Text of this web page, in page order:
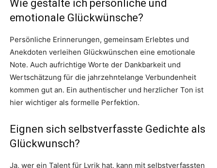
Wie gestalte ich persönliche und
emotionale Glückwünsche?
Persönliche Erinnerungen, gemeinsam Erlebtes und
Anekdoten verleihen Glückwünschen eine emotionale
Note. Auch aufrichtige Worte der Dankbarkeit und
Wertschätzung für die jahrzehntelange Verbundenheit
kommen gut an. Ein authentischer und herzlicher Ton ist
hier wichtiger als formelle Perfektion.
Eignen sich selbstverfasste Gedichte als
Glückwunsch?
Ja, wer ein Talent für Lyrik hat, kann mit selbstverfassten